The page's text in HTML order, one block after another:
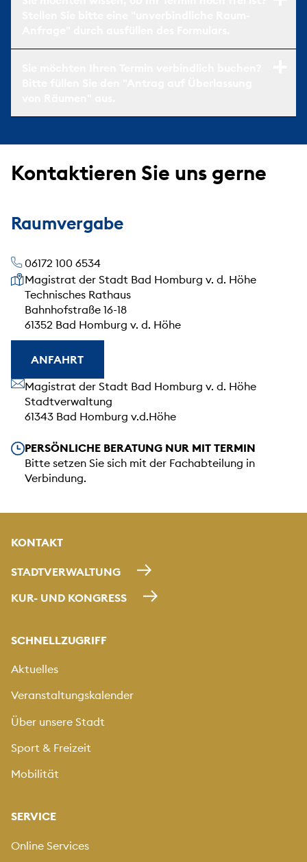
Kontaktieren Sie uns gerne
Raumvergabe
06172 100 6534
Unsere Anschrift
Magistrat der Stadt Bad Homburg v. d. Höhe
Technisches Rathaus
Bahnhofstraße 16-18
61352 Bad Homburg v. d. Höhe
ANFAHRT
Unsere Anschrift
Magistrat der Stadt Bad Homburg v. d. Höhe
Stadtverwaltung
61343 Bad Homburg v.d.Höhe
Unsere Öffnungszeiten
PERSÖNLICHE BERATUNG NUR MIT TERMIN
Bitte setzen Sie sich mit der Fachabteilung in
Verbindung.
KONTAKT
STADTVERWALTUNG
KUR- UND KONGRESS
SCHNELLZUGRIFF
Aktuelles
Veranstaltungskalender
Über unsere Stadt
Sport & Freizeit
Mobilität
SERVICE
Online Services